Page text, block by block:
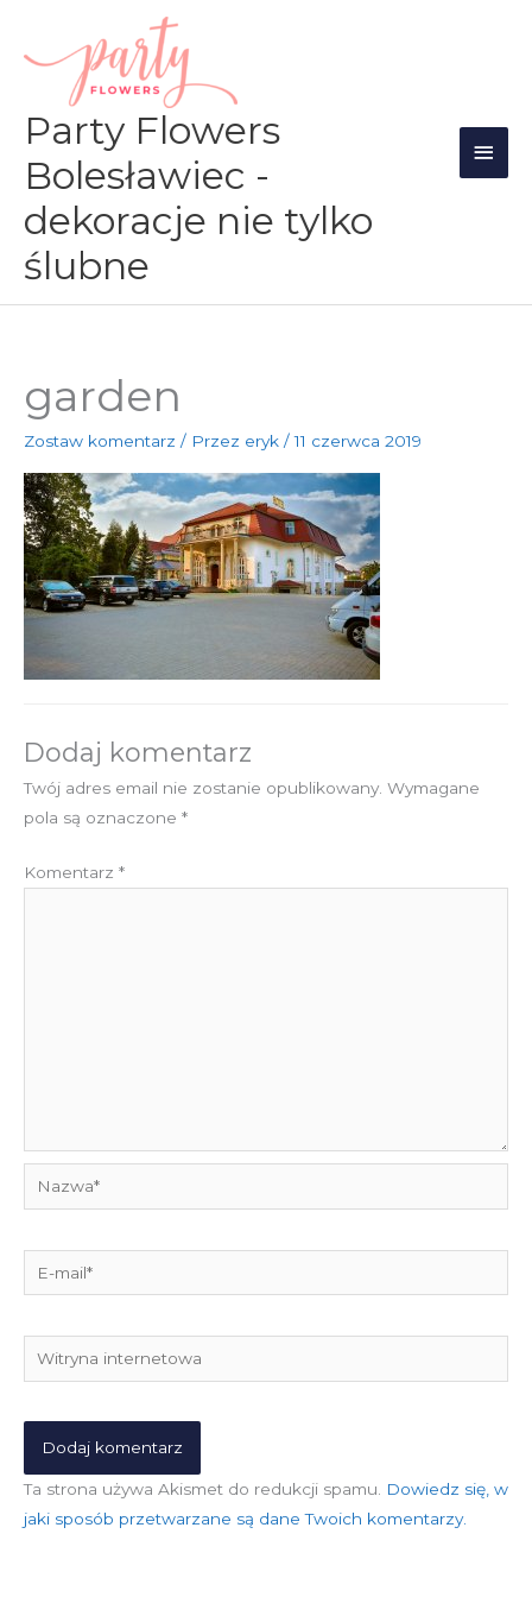
treści
Party Flowers
Bolesławiec -
dekoracje nie tylko
ślubne
garden
Zostaw komentarz / Przez eryk /11 czerwca 2019
Dodaj komentarz
Twój adres email nie zostanie opublikowany. Wymagane
pola są oznaczone *
Komentarz *
mail*
Witryna
internetowa
Ta strona używa Akismet do redukcji spamu. Dowiedz się, w
jaki sposób przetwarzane są dane Twoich komentarzy.